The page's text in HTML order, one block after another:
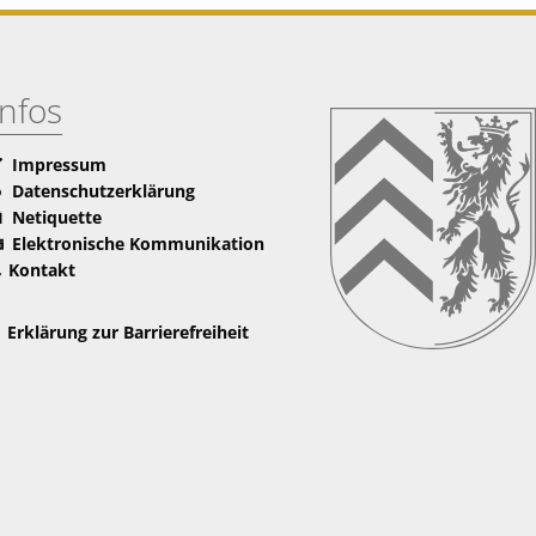
Impressum
Datenschutzerklärung
Netiquette
Elektronische Kommunikation
Kontakt
Erklärung zur Barrierefreiheit